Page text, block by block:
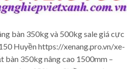
bàn 350kg và 500kg sale giá cực
Huyền https://xenang.pro.vn/xe-
bàn 350kg nâng cao 1500mm –